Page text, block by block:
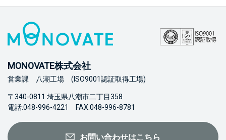
MONOVATE株式会社
営業課 八潮工場 (ISO9001認証取得工場)
〒340-0811 埼玉県八潮市二丁目358
電話:048-996-4221 FAX:048-996-8781
お問い合わせはこちら